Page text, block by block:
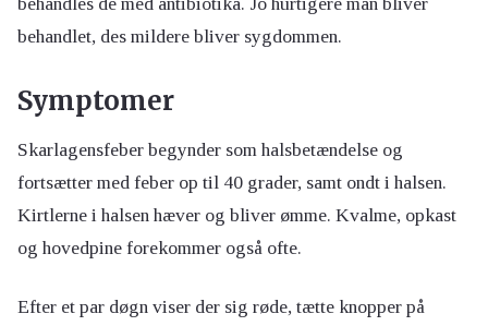
behandlet, des mildere bliver sygdommen.
Symptomer
Skarlagensfeber begynder som halsbetændelse og
fortsætter med feber op til 40 grader, samt ondt i halsen.
Kirtlerne i halsen hæver og bliver ømme. Kvalme, opkast
og hovedpine forekommer også ofte.
Efter et par døgn viser der sig røde, tætte knopper på